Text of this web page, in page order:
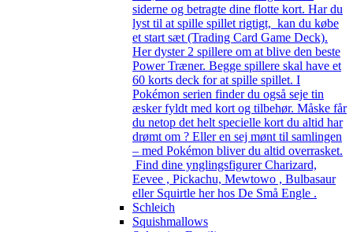
siderne og betragte dine flotte kort. Har du
lyst til at spille spillet rigtigt, kan du købe
et start sæt (Trading Card Game Deck).
Her dyster 2 spillere om at blive den beste
Power Træner. Begge spillere skal have et
60 korts deck for at spille spillet. I
Pokémon serien finder du også seje tin
æsker fyldt med kort og tilbehør. Måske får
du netop det helt specielle kort du altid har
drømt om ? Eller en sej mønt til samlingen
– med Pokémon bliver du altid overrasket.
Find dine ynglingsfigurer Charizard,
Eevee , Pickachu, Mewtowo , Bulbasaur
eller Squirtle her hos De Små Engle .
Schleich
Squishmallows